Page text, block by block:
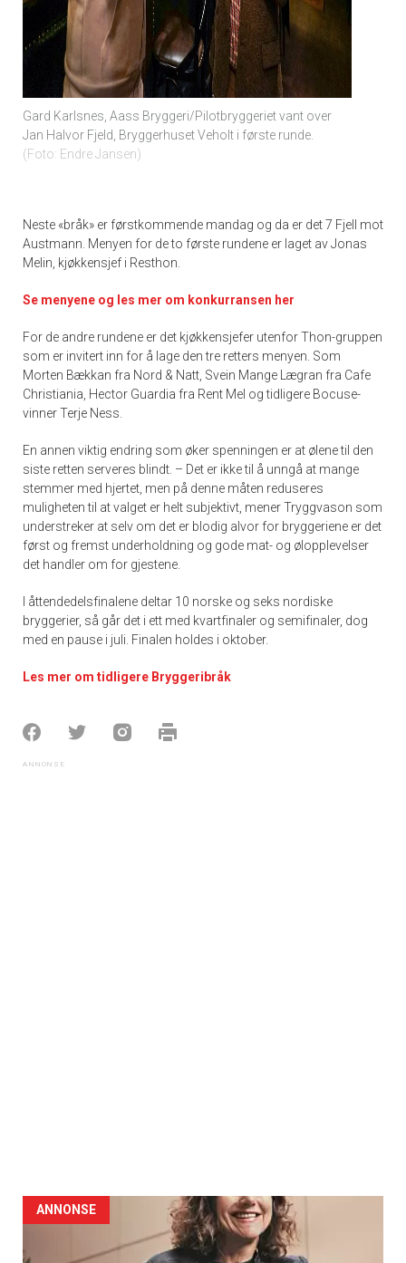
Gard Karlsnes, Aass Bryggeri/Pilotbryggeriet vant over
Jan Halvor Fjeld, Bryggerhuset Veholt i første runde.
Foto: Endre Jansen
Neste «bråk» er førstkommende mandag og da er det 7 Fjell mot
Austmann. Menyen for de to første rundene er laget av Jonas
Melin, kjøkkensjef i Resthon.
Se menyene og les mer om konkurransen her
For de andre rundene er det kjøkkensjefer utenfor Thon-gruppen
som er invitert inn for å lage den tre retters menyen. Som
Morten Bækkan fra Nord & Natt, Svein Mange Lægran fra Cafe
Christiania, Hector Guardia fra Rent Mel og tidligere Bocuse-
vinner Terje Ness.
En annen viktig endring som øker spenningen er at ølene til den
siste retten serveres blindt. – Det er ikke til å unngå at mange
stemmer med hjertet, men på denne måten reduseres
muligheten til at valget er helt subjektivt, mener Tryggvason som
understreker at selv om det er blodig alvor for bryggeriene er det
først og fremst underholdning og gode mat- og ølopplevelser
det handler om for gjestene.
I åttendedelsfinalene deltar 10 norske og seks nordiske
bryggerier, så går det i ett med kvartfinaler og semifinaler, dog
med en pause i juli. Finalen holdes i oktober.
Les mer om tidligere Bryggeribråk
ANNONSE